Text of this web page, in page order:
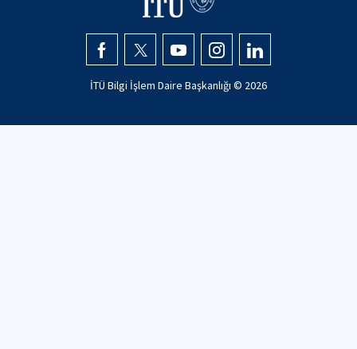
İTÜ Bilgi İşlem Daire Başkanlığı © 2026